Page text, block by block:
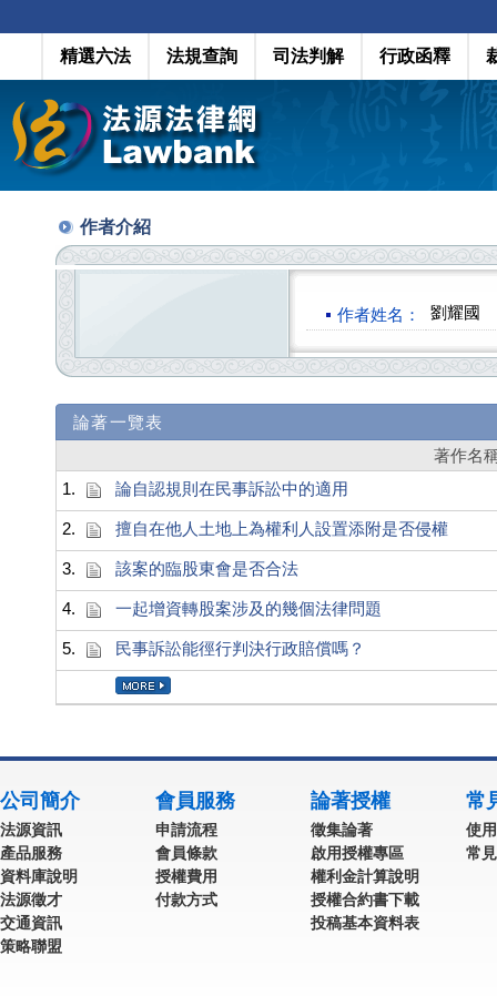
精選六法 法規查詢 司法判解 行政函釋
作者介紹
作者姓名： 劉耀國
論著一覽表
著作名
1.
論自認規則在民事訴訟中的適用
2. 擅自在他人土地上為權利人設置添附是否侵權
3. 該案的臨股東會是否合法
4. 一起增資轉股案涉及的幾個法律問題
5. 民事訴訟能徑行判決行政賠償嗎？
公司簡介
法源資訊
產品服務
資料庫說明
法源徵才
交通資訊
策略聯盟
會員服務
申請流程
會員條款
授權費用
付款方式
論著授權
徵集論著
啟用授權專區
權利金計算說明
授權合約書下載
投稿基本資料表
常
使
常